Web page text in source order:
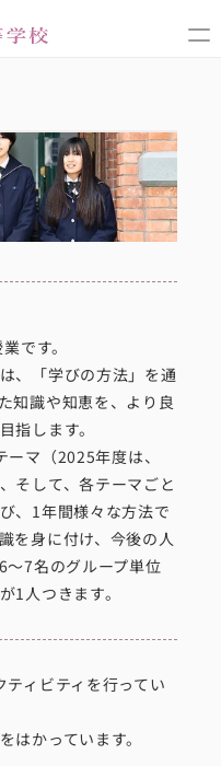
です。
、「学びの方法」を通
知識や知恵を、より良
指します。
マ（2025年度は、
そして、各テーマごと
、1年間様々な方法で
を身に付け、今後の人
～7名のグループ単位
1人つきます。
ィビティを行ってい
はかっています。